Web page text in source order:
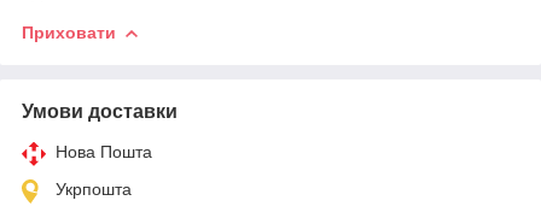
Приховати
Умови доставки
Нова Пошта
Укрпошта